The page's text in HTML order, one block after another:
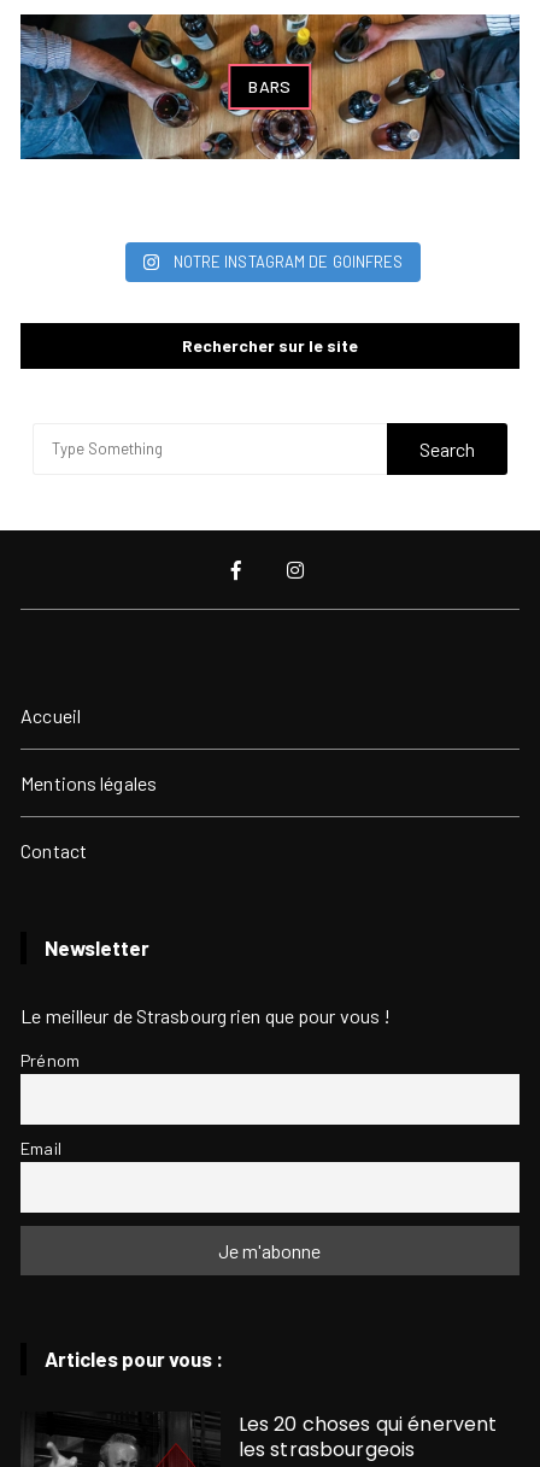
BARS
NOTRE INSTAGRAM DE GOINFRES
Rechercher sur le site
Accueil
Mentions légales
Contact
Newsletter
Le meilleur de Strasbourg rien que pour vous !
Prénom
Email
Articles pour vous :
Les 20 choses qui énervent
les strasbourgeois